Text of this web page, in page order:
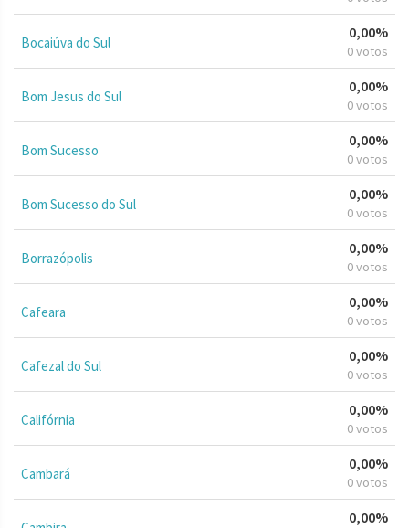
Bocaiúva do Sul
0,00%
0 votos
Bom Jesus do Sul
0,00%
0 votos
Bom Sucesso
0,00%
0 votos
Bom Sucesso do Sul
0,00%
0 votos
Borrazópolis
0,00%
0 votos
Cafeara
0,00%
0 votos
Cafezal do Sul
0,00%
0 votos
Califórnia
0,00%
0 votos
Cambará
0,00%
0 votos
0,00%